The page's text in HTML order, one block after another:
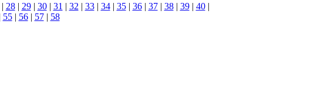
28| 29| 30| 31 | 32 | 33| 34| 35| 36| 37| 38| 39| 40|
55| 56| 57| 58